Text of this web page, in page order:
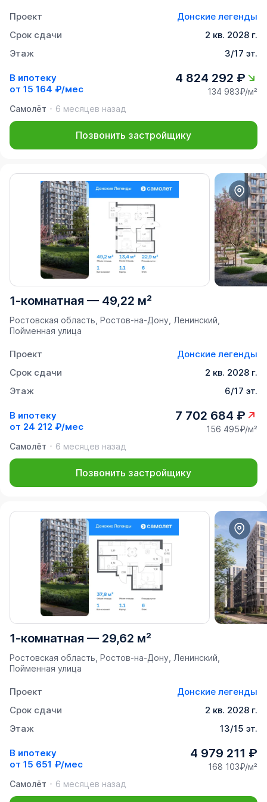
Проект
Донские легенды
Срок сдачи
2 кв. 2028 г.
Этаж
3/17 эт.
В ипотеку
от 15 164 ₽/мес
4 824 292 ₽
134 983₽/м²
Самолёт
6 месяцев назад
Позвонить застройщику
1-комнатная — 49,22 м²
Ростовская область, Ростов-на-Дону, Ленинский,
Пойменная улица
Проект
Донские легенды
Срок сдачи
2 кв. 2028 г.
Этаж
6/17 эт.
В ипотеку
от 24 212 ₽/мес
7 702 684 ₽
156 495₽/м²
Самолёт
6 месяцев назад
Позвонить застройщику
1-комнатная — 29,62 м²
Ростовская область, Ростов-на-Дону, Ленинский,
Пойменная улица
Проект
Донские легенды
Срок сдачи
2 кв. 2028 г.
Этаж
13/15 эт.
В ипотеку
от 15 651 ₽/мес
4 979 211 ₽
168 103₽/м²
Самолёт
6 месяцев назад